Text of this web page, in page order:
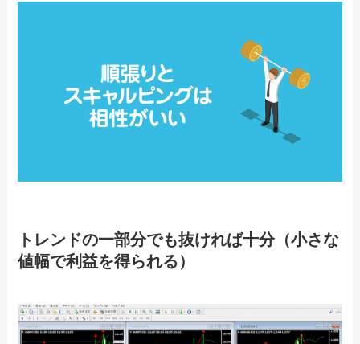
トレンドの一部分でも抜ければ十分（小さな
値幅で利益を得られる）